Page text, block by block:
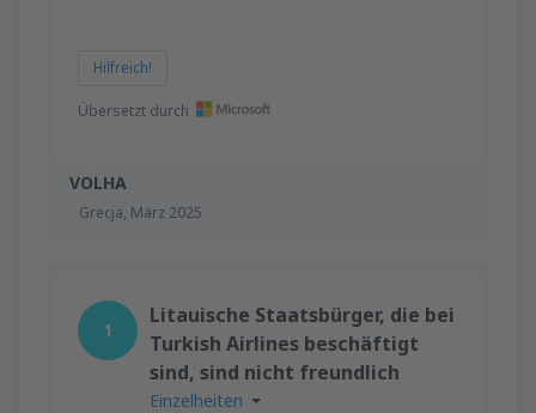
VOLHA
Grecja, März 2025
Hilfreich!
Übersetzt durch
1
Litauische Staatsbürger, die bei
Turkish Airlines beschäftigt
sind, sind nicht freundlich
Einzelheiten